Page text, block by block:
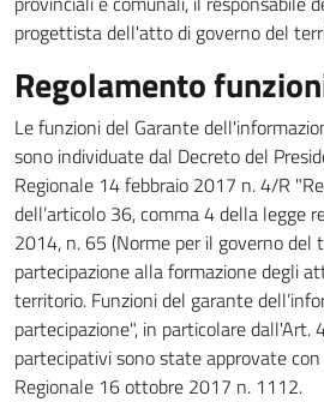
progettista dell'atto di governo del
Regolamento
Le funzioni del Garante
sono individuate dal Decreto del
Regionale 14 febbraio 2017 n. 4/R
dell’articolo 36, comma 4 della legge
2014, n. 65 (Norme per il governo del
partecipazione alla formazione degli
territorio. Funzioni del garante
partecipazione", in particolare dall'Art.
partecipativi sono state approvate
Regionale 16 ottobre 2017 n. 1112.